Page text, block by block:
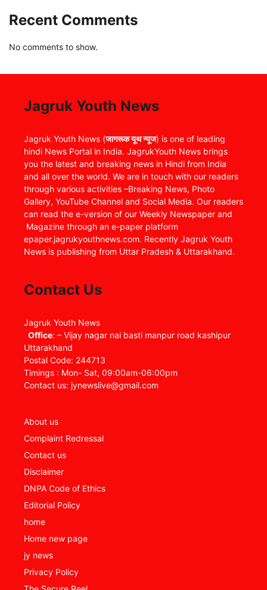
Recent Comments
No comments to show.
Jagruk Youth News
Jagruk Youth News (जागरूक यूथ न्यूज) is one of leading
hindi News Portal in India. JagrukYouth News brings
you the latest and breaking news in Hindi from India
and all over the world. We are in touch with our readers
through various activities –Breaking News, Photo
Gallery, YouTube Channel and Social Media. Our readers
can read the e-version of our Weekly Newspaper and
Magazine through an e-paper platform
epaper.jagrukyouthnews.com. Recently Jagruk Youth
News is publishing from Uttar Pradesh & Uttarakhand.
Contact Us
Jagruk Youth News
Office: – Vijay nagar nai basti manpur road kashipur
Uttarakhand
Postal Code: 244713
Timings : Mon- Sat, 09:00am-06:00pm
Contact us: jynewslive@gmail.com
About us
Complaint Redressal
Contact us
Disclaimer
DNPA Code of Ethics
Editorial Policy
home
Home new page
jy news
Privacy Policy